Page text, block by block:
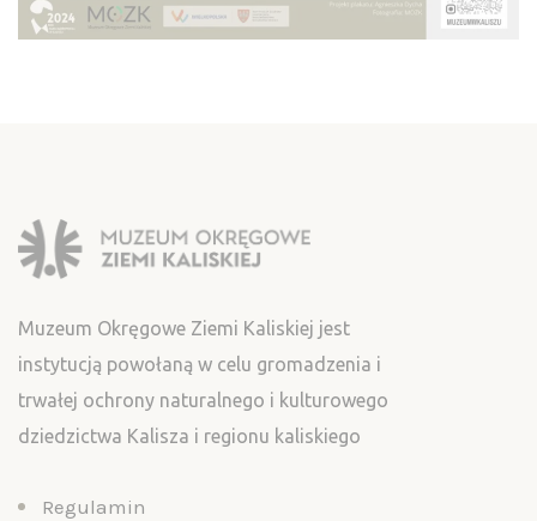
Muzeum Okręgowe Ziemi Kaliskiej jest
instytucją powołaną w celu gromadzenia i
trwałej ochrony naturalnego i kulturowego
dziedzictwa Kalisza i regionu kaliskiego
Regulamin